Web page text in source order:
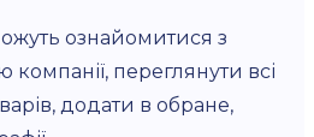
ознайомитися з
переглянути всі
додати в обране,